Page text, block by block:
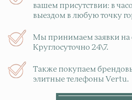
вашем присутствии: в
выездом в любую точку
Мы принимаем заявки на
Круглосуточно 24\7.
Также покупаем
элитные телефоны Vertu.